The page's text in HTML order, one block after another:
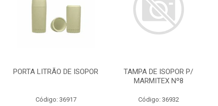
PORTA LITRÃO DE ISOPOR
Código: 36917
TAMPA DE ISOPOR P/
MARMITEX Nº8
Código: 36932